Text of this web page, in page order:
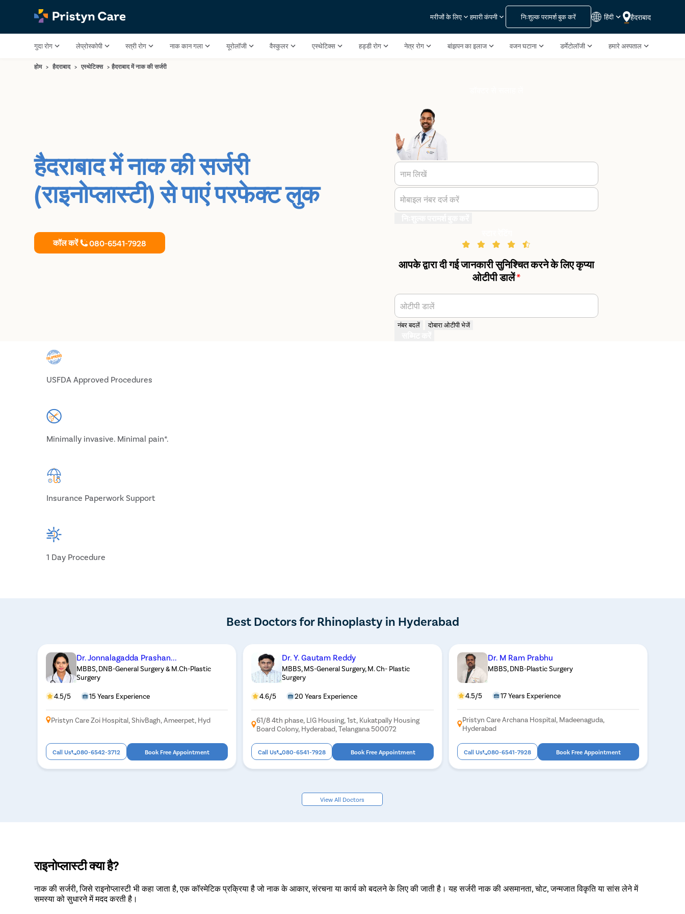
मरीजों के लिए हमारी कंपनी निःशुल्क परामर्श बुक करें हिंदी हैदराबाद
गुदा रोग लेप्रोस्कोपी स्त्री रोग नाक कान गला यूरोलॉजी वैस्कुलर एस्थेटिक्स हड्डी रोग नेत्र रोग बांझपन का इलाज वजन घटाना डर्मेटोलॉजी हमारे अस्पताल
होम > हैदराबाद > एस्थेटिक्स > हैदराबाद में नाक की सर्जरी
हैदराबाद में नाक की सर्जरी
(राइनोप्लास्टी) से पाएं परफेक्ट लुक
कॉल करें 080-6541-7928
नाम लिखें
मोबाइल नंबर दर्ज करें
आपके द्वारा दी गई जानकारी सुनिश्चित करने के लिए कृप्या
ओटीपी डालें*
ओटीपी डालें
नंबर बदलें दोबारा ओटीपी भेजें
USFDA Approved Procedures
Minimally invasive. Minimal pain*.
Insurance Paperwork Support
1 Day Procedure
Best Doctors for Rhinoplasty in Hyderabad
Dr. Jonnalagadda Prashan...
MBBS, DNB-General Surgery & M.Ch-Plastic
Surgery
4.5/5 15 Years Experience
Pristyn Care Zoi Hospital, ShivBagh, Ameerpet, Hyd
Call Us 080-6542-3712 Book Free Appointment
Dr. Y. Gautam Reddy
MBBS, MS-General Surgery, M. Ch- Plastic
Surgery
4.6/5 20 Years Experience
61/8 4th phase, LIG Housing, 1st, Kukatpally Housing
Board Colony, Hyderabad, Telangana 500072
Call Us 080-6541-7928 Book Free Appointment
Dr. M Ram Prabhu
MBBS, DNB-Plastic Surgery
4.5/5 17 Years Experience
Pristyn Care Archana Hospital, Madeenaguda,
Hyderabad
Call Us 080-6541-7928 Book Free Appointment
View All Doctors
राइनोप्लास्टी क्या है?
नाक की सर्जरी, जिसे राइनोप्लास्टी भी कहा जाता है, एक कॉस्मेटिक प्रक्रिया है जो नाक के आकार, संरचना या कार्य को बदलने के लिए की जाती है। यह सर्जरी नाक की असमानता, चोट, जन्मजात विकृति या सांस लेने में
समस्या को सुधारने में मदद करती है।